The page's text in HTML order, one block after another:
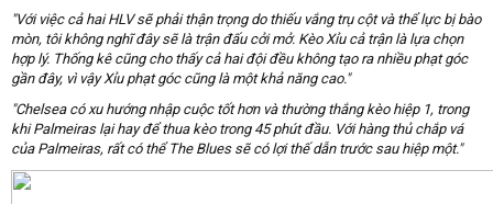
"Với việc cả hai HLV sẽ phải thận trọng do thiếu vắng trụ cột và thể lực bị bào
mòn, tôi không nghĩ đây sẽ là trận đấu cởi mở. Kèo Xỉu cả trậnlà lựa chọn
hợp lý. Thống kê cũng cho thấy cả hai đội đều không tạo ra nhiều phạt góc
gần đây, vì vậyXỉu phạt góccũng là một khả năng cao."
"Chelsea có xu hướng nhập cuộc tốt hơn và thường thắng kèo hiệp 1, trong
khi Palmeiras lại hay để thua kèo trong 45 phút đầu. Với hàng thủ chắp vá
của Palmeiras, rất có thểThe Blues sẽ có lợi thế dẫn trước sau hiệp một."